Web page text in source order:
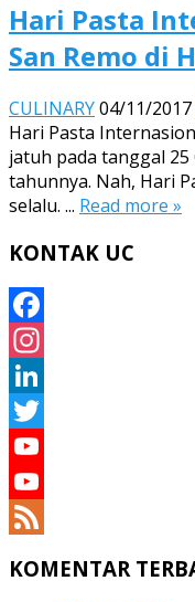
Hari Pasta
San Remo di
CULINARY04/11/2017
Hari Pasta
jatuh pada tanggal
tahunnya. Nah, Hari
selalu. ... Read more »
KONTAK UC
Facebook
Instagram
LinkedIn
Twitter
YouTube
YouTube
KOMENTAR